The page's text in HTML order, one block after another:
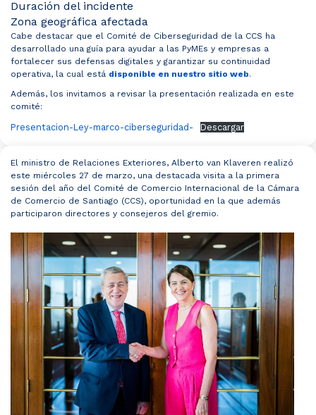
Duración del incidente
Zona geográfica afectada
Cabe destacar que el Comité de Ciberseguridad de la CCS ha
desarrollado una guía para ayudar a las PyMEs y empresas a
fortalecer sus defensas digitales y garantizar su continuidad
operativa, la cual está disponible en nuestro sitio web.
Además, los invitamos a revisar la presentación realizada en este
comité:
Presentacion-Ley-marco-ciberseguridad- Descargar
El ministro de Relaciones Exteriores, Alberto van Klaveren realizó
este miércoles 27 de marzo, una destacada visita a la primera
sesión del año del Comité de Comercio Internacional de la Cámara
de Comercio de Santiago (CCS), oportunidad en la que además
participaron directores y consejeros del gremio.